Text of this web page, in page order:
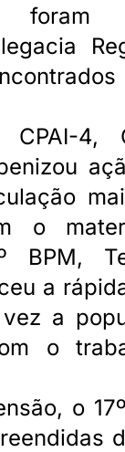
foram
4,
o
BPM,
a
a
o
o